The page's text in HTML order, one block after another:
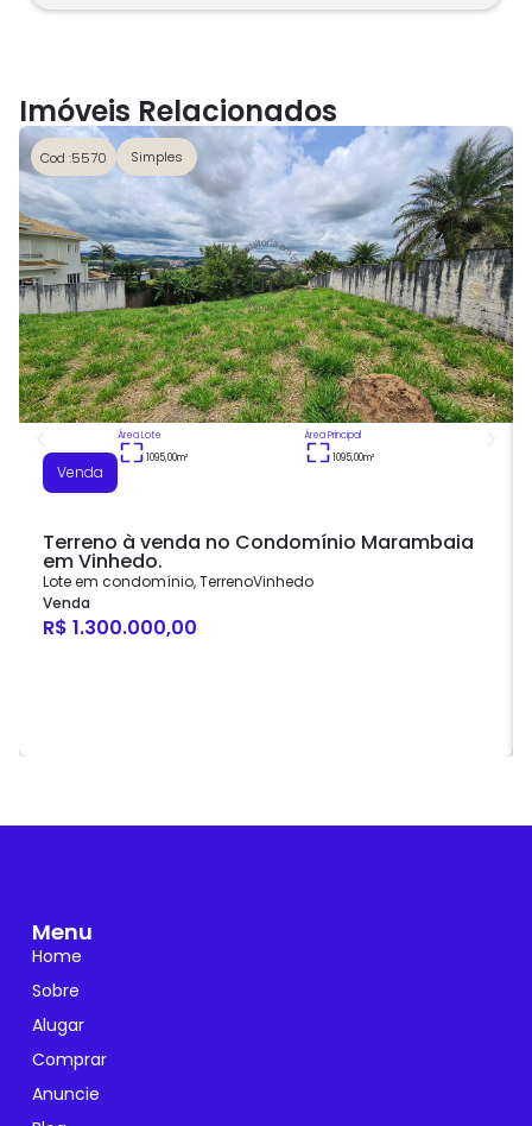
Imóveis Relacionados
Cod :5570 Simples
Venda
Área Lote
1095,00m²
Área Principal
1095,00m²
Terreno à venda no Condomínio Marambaia
em Vinhedo.
Lote em condomínio,TerrenoVinhedo
Venda
R$ 1.300.000,00
Menu
Home
Sobre
Alugar
Comprar
Anuncie